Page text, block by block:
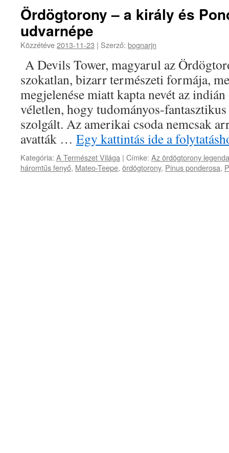
Ördögtorony – a király és
udvarnépe
Közzétéve2013-11-23 | Szerző: bognarjn
A Devils Tower, magyarul az
szokatlan, bizarr természeti formája,
megjelenése miatt kapta nevét az
véletlen, hogy tudományos-
szolgált. Az amerikai csoda nemcsak
avatták … Egy kattintás ide a
Kategória: A Természet Világa | Címke: Az ördögtorony legenda
háromtűs fenyő, Mateo-Teepe, ördögtorony, Pinus ponderosa,